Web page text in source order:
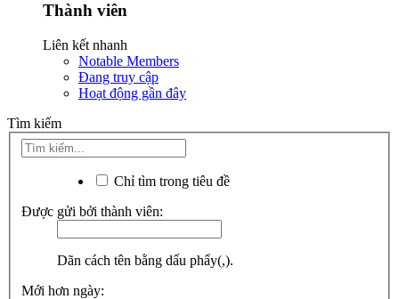
Thành viên
Liên kết nhanh
Notable Members
Đang truy cập
Hoạt động gần đây
Tìm kiếm
Chỉ tìm trong tiêu đề
Được gửi bởi thành viên:
Dãn cách tên bằng dấu phẩy(,).
Mới hơn ngày: